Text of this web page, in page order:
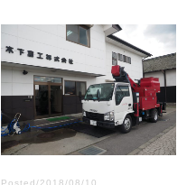
Posted/2018/08/10